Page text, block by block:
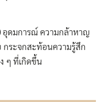
อุดมการณ์ ความกล้าหาญ
กระจกสะท้อนความรู้สึก
ๆ ที่เกิดขึ้น